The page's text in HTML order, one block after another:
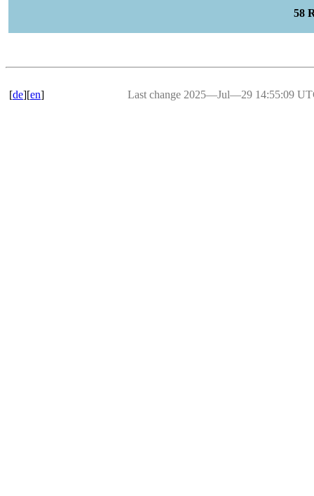
58
[de][en] Last change 2025―Jul―29 14:55:09